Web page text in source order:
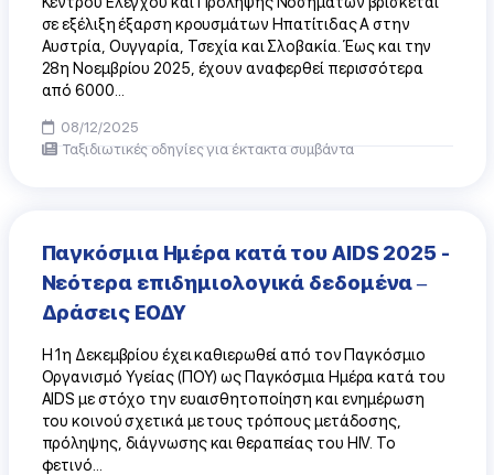
σε εξέλιξη έξαρση κρουσμάτων Ηπατίτιδας Α στην
Αυστρία, Ουγγαρία, Τσεχία και Σλοβακία. Έως και την
28η Νοεμβρίου 2025, έχουν αναφερθεί περισσότερα
από 6000...
08/12/2025
Ταξιδιωτικές οδηγίες για έκτακτα συμβάντα
Παγκόσμια Ημέρα κατά του AIDS 2025 -
Νεότερα επιδημιολογικά δεδομένα –
Δράσεις ΕΟΔΥ
H 1η Δεκεμβρίου έχει καθιερωθεί από τον Παγκόσμιο
Οργανισμό Υγείας (ΠΟΥ) ως Παγκόσμια Ημέρα κατά του
AIDS με στόχο την ευαισθητοποίηση και ενημέρωση
του κοινού σχετικά με τους τρόπους μετάδοσης,
πρόληψης, διάγνωσης και θεραπείας του HIV. Το
φετινό...